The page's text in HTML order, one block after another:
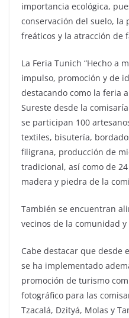
importancia ecológica,
conservación del suelo, la
freáticos y la atracción de
La Feria Tunich “Hecho a
impulso, promoción y de
destacando como la feria
Sureste desde la
se participan 100
textiles, bisutería,
filigrana, producción de
tradicional, así como de
madera y piedra de la
También se encuentran
vecinos de la comunidad
Cabe destacar que desde
se ha implementado
promoción de turismo
fotográfico para las
Tzacalá, Dzityá, Molas y